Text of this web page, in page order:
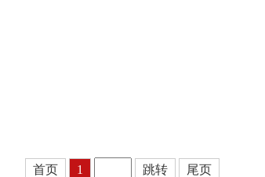
首页 1 跳转 尾页